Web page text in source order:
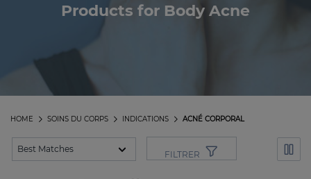
Products for Body Acne
ACNÉ CORPORAL
INDICATIONS
SOINS DU CORPS
HOME
FILTRER